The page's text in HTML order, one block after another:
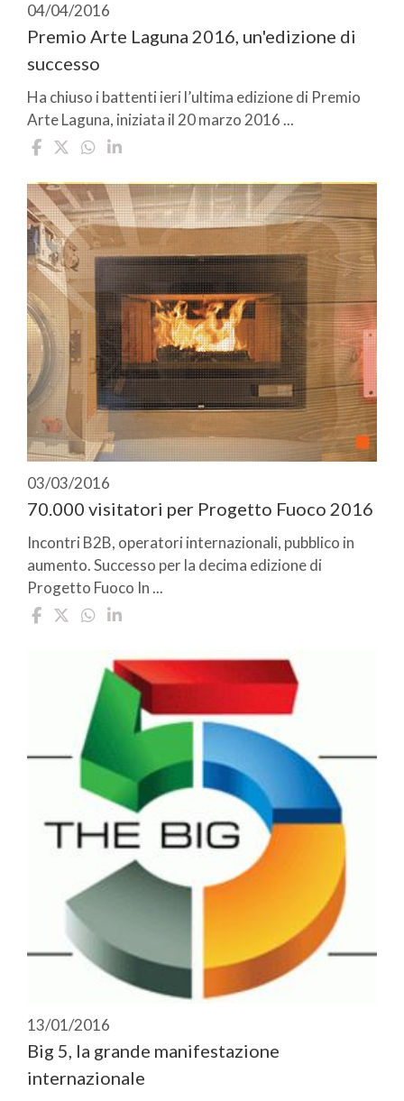
04/04/2016
Premio Arte Laguna 2016, un'edizione di
successo
Ha chiuso i battenti ieri l’ultima edizione di Premio
Arte Laguna, iniziata il 20 marzo 2016 ...
03/03/2016
70.000 visitatori per Progetto Fuoco 2016
Incontri B2B, operatori internazionali, pubblico in
aumento. Successo per la decima edizione di
Progetto Fuoco In ...
13/01/2016
Big 5, la grande manifestazione
internazionale